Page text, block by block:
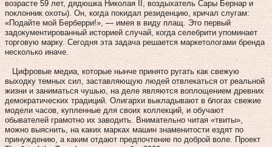
возрасте 59 лет, дядюшка Николая II, воздыхатель Сары Бернар и
поклонник охоты). Он, когда покидал резиденцию, кричал слугам:
«Подайте мой Берберри!», — имея в виду плащ. Это первый
задокументированный историей случай, когда селебрити упоминает
торговую марку. Сегодня эта задача решается маркетологами бренда
несколько иначе.
Цифровые медиа, которые нынче принято ругать как свежую
выходку темных сил, заставляющую людей отвлекаться от реальной
жизни и заниматься чушью, на деле являются воплощением древних
демократических традиций. Олигархи выкладывают в блогах свежие
модели часов, купленные для своих коллекций, и обучают
обывателей грамотно их заводить. Внимательно читая «твиты»,
можно выяснить, на каких марках машин знаменитости ездят по
принуждению, а каким отдают предпочтение по доброй воле. Проект